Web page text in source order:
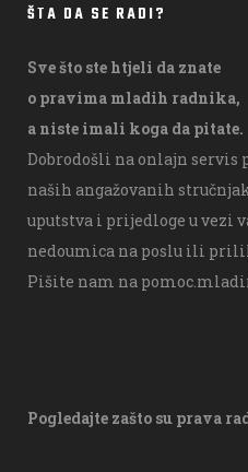
ŠTA DA SE RADI?
Sve što ste htjeli da znate
o pravima mladih radnika,
a niste imali koga da pitate.
Dobrodošli na onlajn servis
naših angažovanih
uputstva i prijedloge u vezi
nedoumica na poslu ili
Pišite nam na
Pogledajte zašto su prava